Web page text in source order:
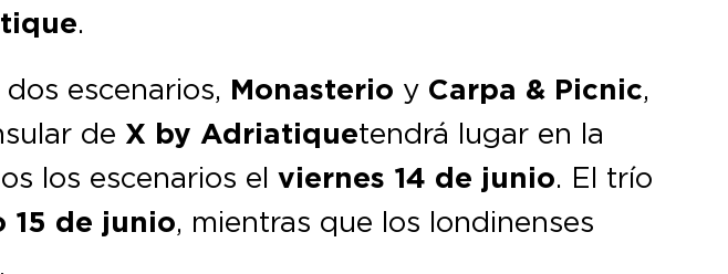
.
escenarios, Monasterio y Carpa & Picnic,
de X by Adriatiquetendrá lugar en la
los escenarios el viernes 14 de junio. El trío
15 de junio, mientras que los londinenses
.